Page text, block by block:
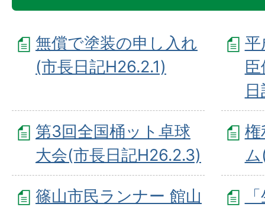
無償で塗装の申し入れ
(市長日記H26.2.1)
平
第3回全国桶ット卓球
大会(市長日記H26.2.3)
権
篠山市民ランナー 館山